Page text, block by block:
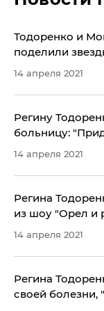
Тодоренко и
поделили
14 апреля 2021
Регину
больницу:
14 апреля 2021
Регина
из шоу "Орел и
14 апреля 2021
Регина
своей болезни,